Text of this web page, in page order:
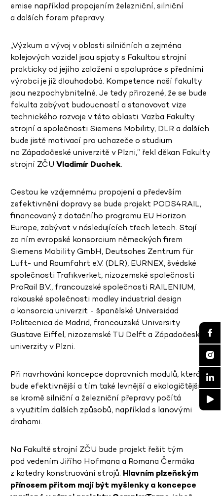
emise například propojením železniční, silniční
a dalších forem přepravy.
„Výzkum a vývoj v oblasti silničních a zejména
kolejových vozidel jsou spjaty s Fakultou strojní
prakticky od jejího založení a spolupráce s předními
výrobci je již dlouhodobá. Kompetence naší fakulty
jsou nezpochybnitelné. Je tedy přirozené, že se bude
fakulta zabývat budoucností a stanovovat vize
technického rozvoje v této oblasti. Vazba Fakulty
strojní a společnosti Siemens Mobility, DLR a dalších
bude jistě motivací pro uchazeče o studium
na Západočeské univerzitě v Plzni,“ řekl děkan Fakulty
strojní ZČU Vladimír Duchek.
Cestou ke vzájemnému propojení a především
zefektivnění dopravy se bude projekt PODS4RAIL,
financovaný z dotačního programu EU Horizon
Europe, zabývat v následujících třech letech. Stojí
za ním evropské konsorcium německých firem
Siemens Mobility GmbH, Deutsches Zentrum für
Luft- und Raumfahrt e.V. (DLR), EURNEX, švédské
společnosti Trafikverket, nizozemské společnosti
ProRail B.V., francouzské společnosti RAILENIUM,
rakouské společnosti modley industrial design
a konsorcia univerzit - španělské Universidad
Politecnica de Madrid, francouzské University
Gustave Eiffel, nizozemské TU Delft a Západočeské
univerzity v Plzni.
Při navrhování koncepce dopravních modulů, která
bude efektivnější a tím také levnější a ekologičtější,
se kromě silniční a železniční přepravy počítá
s využitím dalších způsobů, například s lanovými
drahami.
Na Fakultě strojní ZČU bude projekt řešit tým
pod vedením Jiřího Hofmana a Romana Čermáka
z katedry konstruování strojů. Hlavním plzeňským
přínosem přitom mají být myšlenky a koncepce